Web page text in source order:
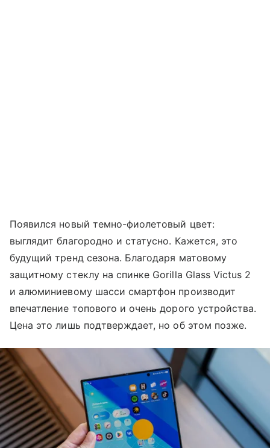
Появился новый темно-фиолетовый цвет:
выглядит благородно и статусно. Кажется, это
будущий тренд сезона. Благодаря матовому
защитному стеклу на спинке Gorilla Glass Victus 2
и алюминиевому шасси смартфон производит
впечатление топового и очень дорого устройства.
Цена это лишь подтверждает, но об этом позже.